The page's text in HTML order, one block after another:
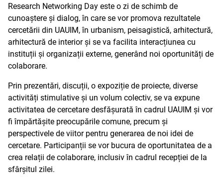
Research Networking Day este o zi de schimb de
cunoaștere și dialog, în care se vor promova rezultatele
cercetării din UAUIM, în urbanism, peisagistică, arhitectură,
arhitectură de interior și se va facilita interacțiunea cu
instituții și organizații externe, generând noi oportunități de
colaborare.
Prin prezentări, discuții, o expoziție de proiecte, diverse
activități stimulative și un volum colectiv, se va expune
activitatea de cercetare desfășurată în cadrul UAUIM și vor
fi împărtășite preocupările comune, precum și
perspectivele de viitor pentru generarea de noi idei de
cercetare. Participanții se vor bucura de oportunitatea de a
crea relații de colaborare, inclusiv în cadrul recepției de la
sfârșitul zilei.